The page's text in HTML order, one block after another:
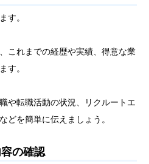
す。
これまでの経歴や実績、得意な業
す。
や転職活動の状況、リクルートエ
どを簡単に伝えましょう。
の確認